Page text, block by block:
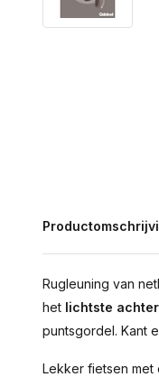
Rugleuning van
het lichtste
puntsgordel. Kant
Lekker fietsen met